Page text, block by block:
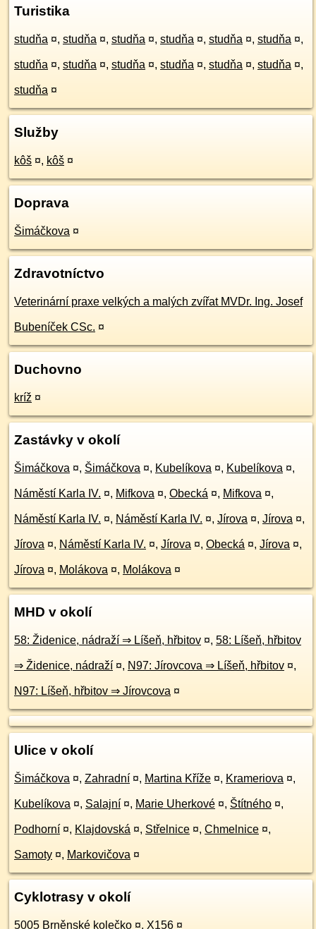
Turistika
studňa ¤, studňa ¤, studňa ¤, studňa ¤, studňa ¤, studňa ¤,
studňa ¤, studňa ¤, studňa ¤, studňa ¤, studňa ¤, studňa ¤,
studňa ¤
Služby
kôš ¤, kôš ¤
Doprava
Šimáčkova ¤
Zdravotníctvo
Veterinární praxe velkých a malých zvířat MVDr. Ing. Josef
Bubeníček CSc. ¤
Duchovno
kríž ¤
Zastávky v okolí
Šimáčkova ¤, Šimáčkova ¤, Kubelíkova ¤, Kubelíkova ¤,
Náměstí Karla IV. ¤, Mifkova ¤, Obecká ¤, Mifkova ¤,
Náměstí Karla IV. ¤, Náměstí Karla IV. ¤, Jírova ¤, Jírova ¤,
Jírova ¤, Náměstí Karla IV. ¤, Jírova ¤, Obecká ¤, Jírova ¤,
Jírova ¤, Molákova ¤, Molákova ¤
MHD v okolí
58: Židenice, nádraží ⇒ Líšeň, hřbitov ¤, 58: Líšeň, hřbitov
⇒ Židenice, nádraží ¤, N97: Jírovcova ⇒ Líšeň, hřbitov ¤,
N97: Líšeň, hřbitov ⇒ Jírovcova ¤
Ulice v okolí
Šimáčkova ¤, Zahradní ¤, Martina Kříže ¤, Krameriova ¤,
Kubelíkova ¤, Salajní ¤, Marie Uherkové ¤, Štítného ¤,
Podhorní ¤, Klajdovská ¤, Střelnice ¤, Chmelnice ¤,
Samoty ¤, Markovičova ¤
Cyklotrasy v okolí
5005 Brněnské kolečko ¤, X156 ¤